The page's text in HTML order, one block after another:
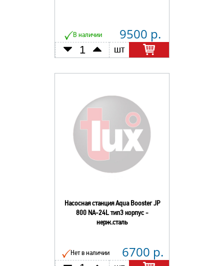
В наличии 9500 р.
шт
Насосная станция Aqua Booster JP
800 NA-24L тип3 корпус -
нерж.сталь
Нет в наличии 6700 р.